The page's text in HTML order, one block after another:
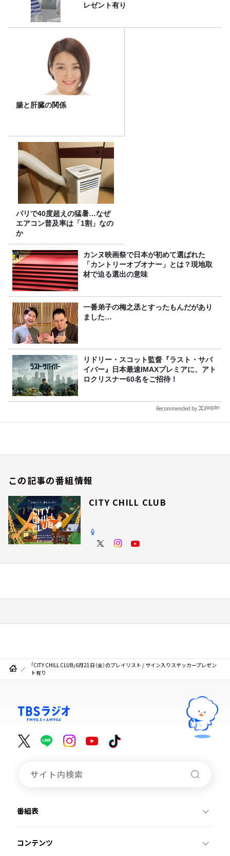
レゼント有り
腸と肝臓の関係
パリで40度超えの猛暑…なぜ
エアコン普及率は「1割」なの
か
カンヌ映画祭で日本が初めて選ばれた
「カントリーオブオナー」とは？現地取
材で迫る選出の意味
一番弟子の梅之丞とすったもんだがあり
ました…
リドリー・スコット監督『ラスト・サバ
イバー』日本最速IMAXプレミアに、アト
ロクリスナー60名をご招待！
Recommended by
この記事の番組情報
CITY CHILL CLUB
「CITY CHILL CLUB」6月21日（金）のプレイリスト / サイン入りステッカープレゼン
ト有り
番組表
コンテンツ